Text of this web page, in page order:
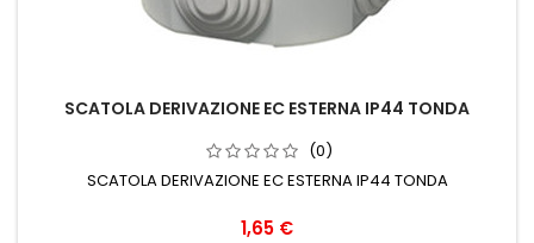
SCATOLA DERIVAZIONE EC ESTERNA IP44 TONDA
(0)
SCATOLA DERIVAZIONE EC ESTERNA IP44 TONDA
Prezzo
1,65 €